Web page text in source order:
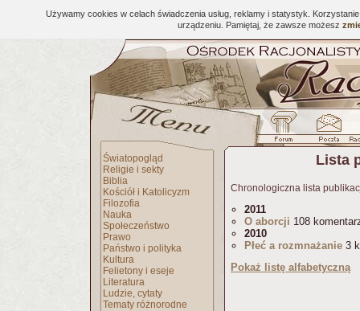
Używamy cookies w celach świadczenia usług, reklamy i statystyk.
urządzeniu. Pamiętaj, że zawsze możesz
Światopogląd
Religie i sekty
Biblia
Kościół i Katolicyzm
Filozofia
Nauka
Społeczeństwo
Prawo
Państwo i polityka
Kultura
Felietony i eseje
Literatura
Ludzie, cytaty
Tematy różnorodne
Lista
Chronologiczna lista
2011
O aborcji 108
2010
Płeć a rozmnażanie 3
Pokaż listę alfabetyczną